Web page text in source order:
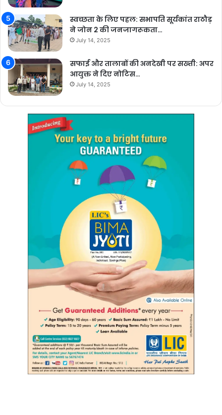
स्वच्छता के लिए पहल: सभापति सूर्यकांत राठौड़
ने जोन 2 की जनजागरूकता…
July 14, 2025
सफाई और तालाबों की अनदेखी पर सख्ती: अपर
आयुक्त ने दिए नोटिस…
July 14, 2025